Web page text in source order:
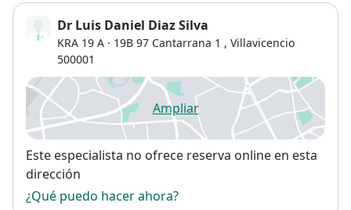
Dr Luis Daniel Diaz Silva
KRA 19 A · 19B 97 Cantarrana 1 , Villavicencio
500001
Ampliarse abre en una nueva
Disponibilidad
Este especialista no ofrece reserva online en esta
dirección
¿Qué puedo hacer ahora?